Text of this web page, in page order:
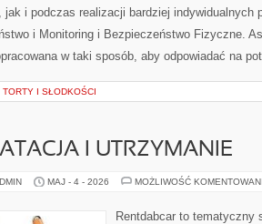
jak i podczas realizacji bardziej indywidualnych
i Monitoring i Bezpieczeństwo Fizyczne.
w taki sposób, aby odpowiadać na
TORTY I SŁODKOŚCI
I UTRZYMANIE
MAJ - 4 - 2026 MOŻLIWOŚĆ
Rentdabcar to tematyczny